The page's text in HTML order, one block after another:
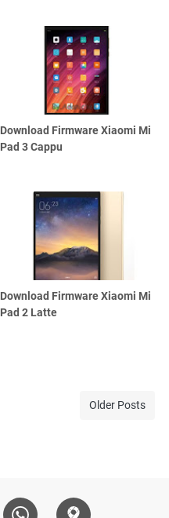
Download Firmware Xiaomi Mi
Pad 3 Cappu
Download Firmware Xiaomi Mi
Pad 2 Latte
Older Posts